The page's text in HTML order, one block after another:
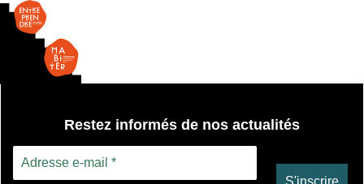
Restez informés de nos actualités